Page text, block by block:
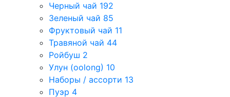
Черный чай 192
Зеленый чай 85
Фруктовый чай 11
Травяной чай 44
Ройбуш 2
Улун (oolong) 10
Наборы / ассорти 13
Пуэр 4